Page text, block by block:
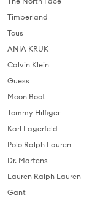
Timberland
Tous
ANIA KRUK
Calvin Klein
Guess
Moon Boot
Tommy Hilfiger
Karl Lagerfeld
Polo Ralph Lauren
Dr. Martens
Lauren Ralph Lauren
Gant